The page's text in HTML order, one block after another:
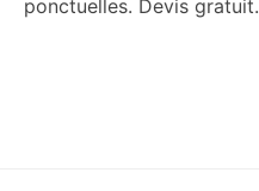
ponctuelles. Devis gratuit.